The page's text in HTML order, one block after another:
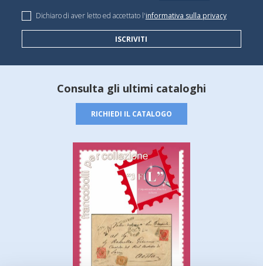
Dichiaro di aver letto ed accettato l'informativa sulla privacy
ISCRIVITI
Consulta gli ultimi cataloghi
RICHIEDI IL CATALOGO